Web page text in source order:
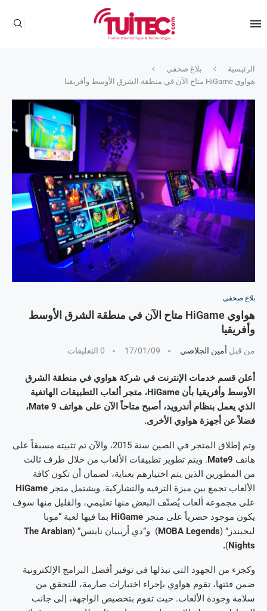
الرئيسية
بلاغ صحفي
هواوي HiGame متاح الآن في منطقة الشرق الأوسط وأفريقيا
بلاغ صحفي
هواوي HiGame متاح الآن في منطقة الشرق الأوسط
وأفريقيا
من قبل أمين الجلاصي 17/01/09 0 التعليقات
أعلن قسم خدمات الإنترنت في شركة هواوي في منطقة الشرق
الأوسط وأفريقيا بأن HiGame، متجر ألعاب التطبيقات الهاتفية
الذي يعمل بنظام أندرويد، أصبح متاحاً الآن على هواتف Mate 9،
فضلاً عن أجهزة هواوي الأخرى.
وتم إطلاق المتجر في الصين سنة 2015، والآن تم تثبيته مسبقاً على
هاتف Mate9. ويتم تطوير تطبيقات الألعاب من خلال طرف ثالث
من المطورين الذين يتم اختيارهم بعناية، لضمان أن تكون كافة
الألعاب تجمع بين ميزة الترفيه والتشاركية. ويشتمل متجر HiGame
على مجموعة ألعاب يُصنّف البعض منها تعليمي، والقليل منها سوف
يكون موجود حصرياً على متجر HiGame بما فيها لعبة “موبا
ليجيندز” (MOBA Legends) و”ذي أريبيان نايتس” (The Arabian
Nights
)
.
وكجزء من الجهود التي تبذلها في توفير أفضل البرامج الإلكترونية
ضمن فئتها، تقوم هواوي بإجراء اختبارات صارمة، للتحقق من
سلامة وجودة الألعاب. حيث تقوم بتخصيص الواجهة، إلى جانب